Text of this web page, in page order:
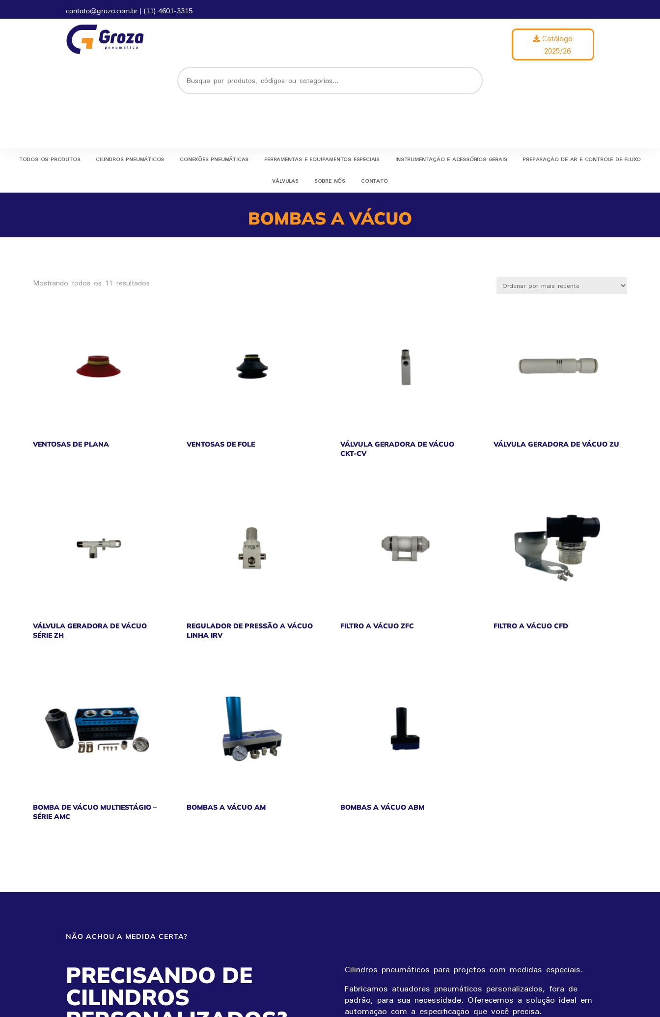
contato@groza.com.br | (11) 4601-3315
Catálogo
2025/26
TODOS OS PRODUTOS CILINDROS PNEUMÁTICOS CONEXÕES PNEUMÁTICAS FERRAMENTAS E EQUIPAMENTOS ESPECIAIS INSTRUMENTAÇÃO E ACESSÓRIOS GERAIS PREPARAÇÃO DE AR E CONTROLE DE FLUXO
VÁLVULAS SOBRE NÓS CONTATO
BOMBAS A VÁCUO
Mostrando todos os 11 resultados
VENTOSAS DE PLANA VENTOSAS DE FOLE
VÁLVULA GERADORA DE VÁCUO
CKT-CV
VÁLVULA GERADORA DE VÁCUO ZU
VÁLVULA GERADORA DE VÁCUO
SÉRIE ZH
REGULADOR DE PRESSÃO A VÁCUO
LINHA IRV
FILTRO A VÁCUO ZFC FILTRO A VÁCUO CFD
BOMBA DE VÁCUO MULTIESTÁGIO –
SÉRIE AMC
BOMBAS A VÁCUO AM BOMBAS A VÁCUO ABM
NÃO ACHOU A MEDIDA CERTA?
PRECISANDO DE
CILINDROS
Cilindros pneumáticos para projetos com medidas especiais.
Fabricamos atuadores pneumáticos personalizados, fora de
padrão, para sua necessidade. Oferecemos a solução ideal em
automação com a especificação que você precisa.